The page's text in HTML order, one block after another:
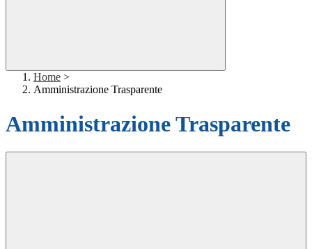
Home >
Amministrazione Trasparente
Amministrazione Trasparente